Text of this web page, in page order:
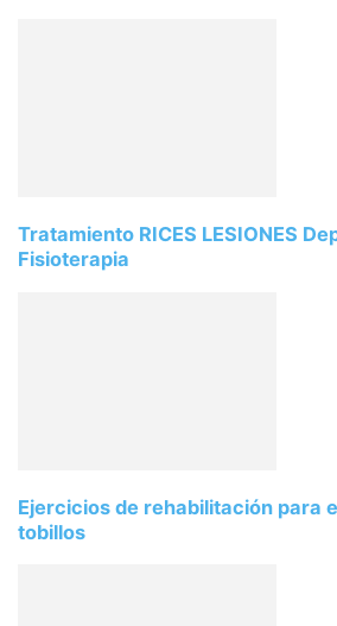
Tratamiento RICES LESIONES
Fisioterapia
Ejercicios de rehabilitación para
tobillos